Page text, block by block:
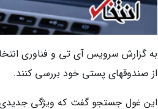
به گزارش سرویس آی تی و فناوری
از صندوقهای پستی خود بررسی کنند.
این غول جستجو گفت که ویژگی جدیدی